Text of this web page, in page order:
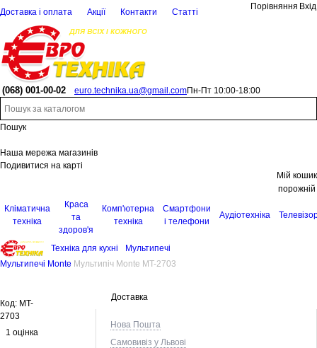
Доставка і оплата Акції Контакти Статті
Порівняння Вхід
(068) 001-00-02 euro.technika.ua@gmail.comПн-Пт 10:00-18:00
Пошук
Наша мережа магазинів
Подивитися на карті
Мій кошик
порожній
Кліматична
техніка
Краса
та
здоров'я
Комп'ютерна
техніка
Смартфони
і телефони
Аудіотехніка
Техніка для кухні
Мультипечі
Мультипечі Monte Мультипіч Monte MT-2703
Доставка
Нова Пошта
Самовивіз у Львові
Код: MT-
2703
1 оцінка